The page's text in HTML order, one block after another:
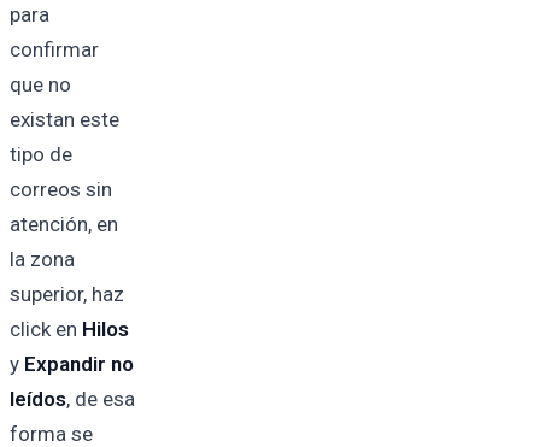
para
confirmar
que no
existan este
tipo de
correos sin
atención, en
la zona
superior, haz
click en Hilos
y Expandir no
leídos, de esa
forma se